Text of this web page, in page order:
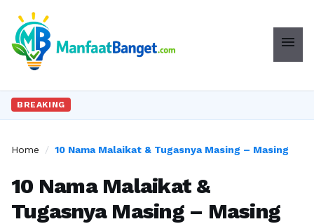
menu
BREAKING
Home / 10 Nama Malaikat & Tugasnya Masing – Masing
10 Nama Malaikat &
Tugasnya Masing – Masing